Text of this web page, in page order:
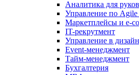
Аналитика для
Управление по Agile
Маркетплейсы и e-
IT-рекрутмент
Управление в
Event-менеджмент
Тайм-менеджмент
Бухгалтерия